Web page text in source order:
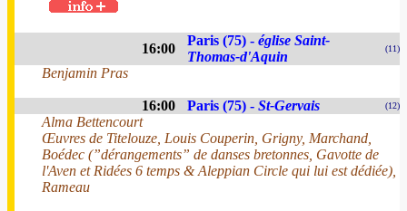
16:00
Paris (75) - église Saint-
Thomas-d'Aquin
(11)
Benjamin Pras
16:00 Paris (75) - St-Gervais (12)
Alma Bettencourt
Œuvres de Titelouze, Louis Couperin, Grigny, Marchand,
Boédec (”dérangements” de danses bretonnes, Gavotte de
l'Aven et Ridées 6 temps & Aleppian Circle qui lui est dédiée),
Rameau